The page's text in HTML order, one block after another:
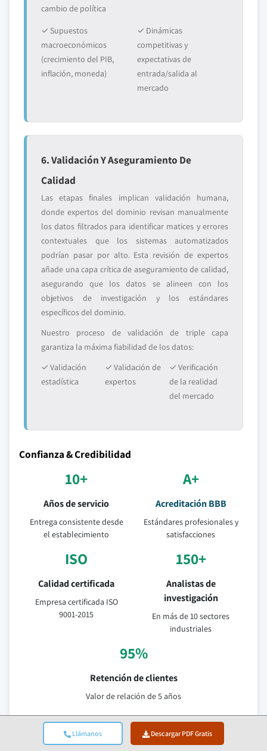
Llámanos Descargar PDF Gratis
cambio de política
✓ Supuestos
macroeconómicos
(crecimiento del PIB,
inflación, moneda)
✓ Dinámicas
competitivas y
expectativas de
entrada/salida al
mercado
6. Validación Y Aseguramiento De
Calidad
Las etapas finales implican validación humana,
donde expertos del dominio revisan manualmente
los datos filtrados para identificar matices y errores
contextuales que los sistemas automatizados
podrían pasar por alto. Esta revisión de expertos
añade una capa crítica de aseguramiento de calidad,
asegurando que los datos se alineen con los
objetivos de investigación y los estándares
específicos del dominio.
Nuestro proceso de validación de triple capa
garantiza la máxima fiabilidad de los datos:
✓ Validación
estadística
✓ Validación de
expertos
✓ Verificación
de la realidad
del mercado
Confianza & Credibilidad
10+
Años de servicio
Entrega consistente desde
el establecimiento
A+
Acreditación BBB
Estándares profesionales y
satisfacciones
ISO
Calidad certificada
Empresa certificada ISO
9001-2015
150+
Analistas de
investigación
En más de 10 sectores
industriales
95%
Retención de clientes
Valor de relación de 5 años
Fuentes De Datos Verificadas